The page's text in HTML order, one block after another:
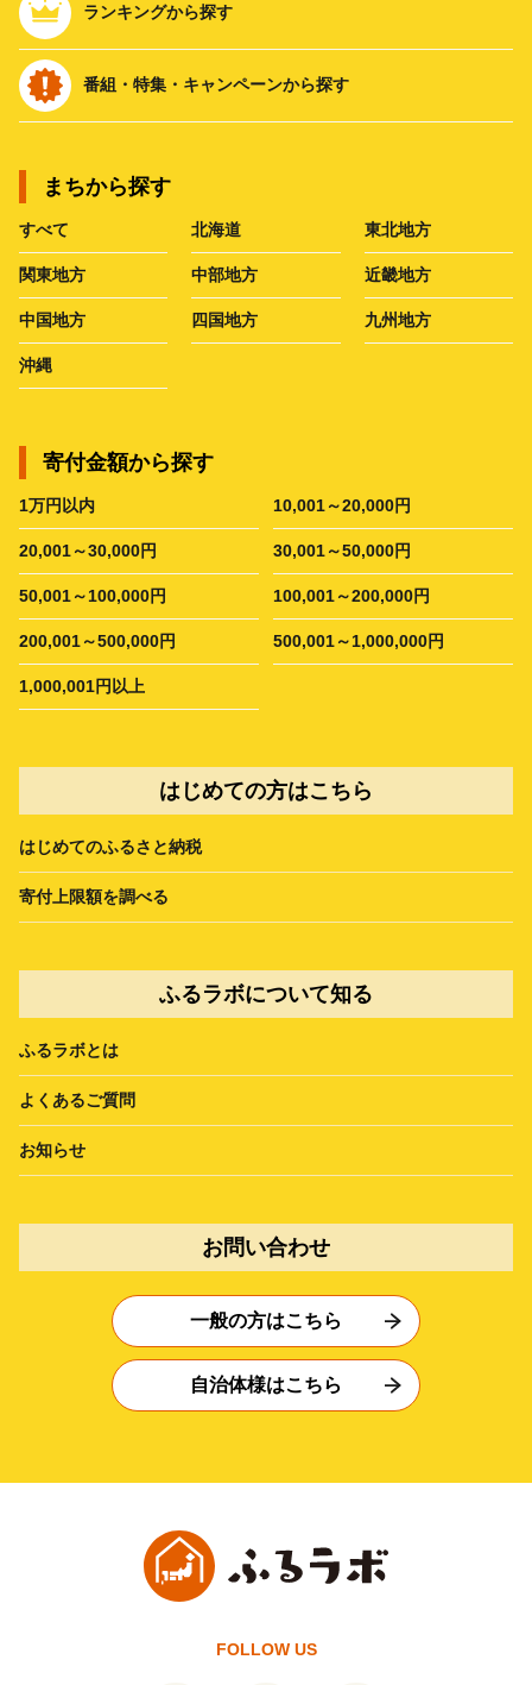
ランキングから探す
番組・特集・キャンペーンから探す
まちから探す
すべて 北海道 東北地方
関東地方 中部地方 近畿地方
中国地方 四国地方 九州地方
沖縄
寄付金額から探す
1万円以内 10,001～20,000円
20,001～30,000円 30,001～50,000円
50,001～100,000円 100,001～200,000円
200,001～500,000円 500,001～1,000,000円
1,000,001円以上
はじめての方はこちら
はじめてのふるさと納税
寄付上限額を調べる
ふるラボについて知る
ふるラボとは
よくあるご質問
お知らせ
お問い合わせ
一般の方はこちら
自治体様はこちら
FOLLOW US